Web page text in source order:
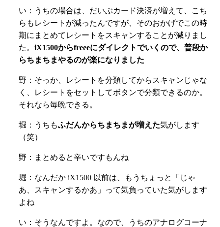
い：うちの場合は、だいぶカード決済が増えて、こち
らもレシートが減ったんですが、そのおかげでこの時
期にまとめてレシートをスキャンすることが減りまし
た。 iX1500からfreeeにダイレクトでいくので、普段か
らちまちまやるのが楽になりました
野：そっか、レシートを分類してからスキャンじゃな
く、レシートをセットしてボタンで分類できるのか。
それなら毎晩できる。
堀：うちもふだんからちまちまが増えた気がします
（笑）
野：まとめると辛いですもんね
堀：なんだか iX1500 以前は、もうちょっと「じゃ
あ、スキャンするかあ」って気負っていた気がします
よね
い：そうなんですよ。なので、うちのアナログコーナ